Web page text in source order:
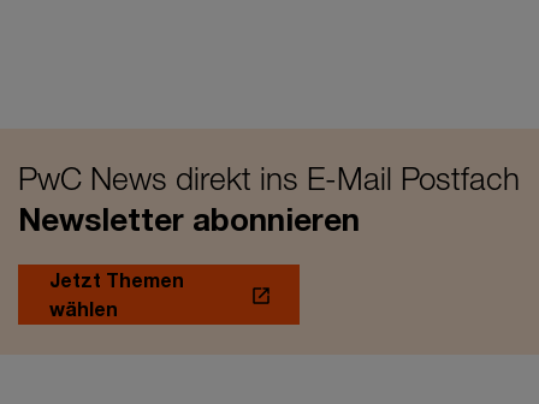
PwC News direkt ins E-Mail Postfach
Newsletter abonnieren
Jetzt Themen
wählen